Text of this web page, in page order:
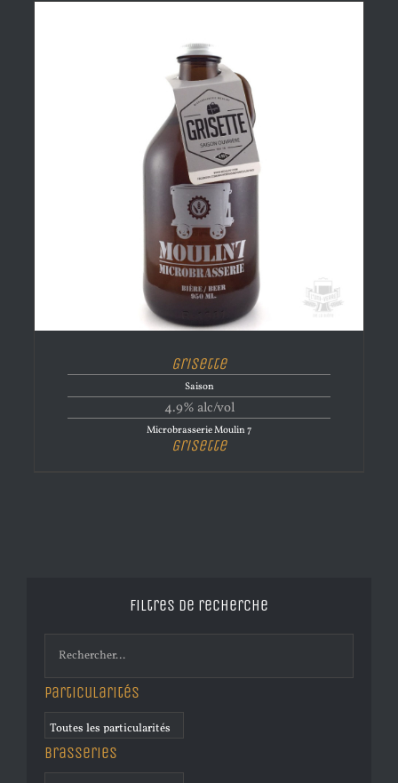
Grisette
Saison
4.9% alc/vol
Microbrasserie Moulin 7
Grisette
Filtres de recherche
Particularités
Brasseries